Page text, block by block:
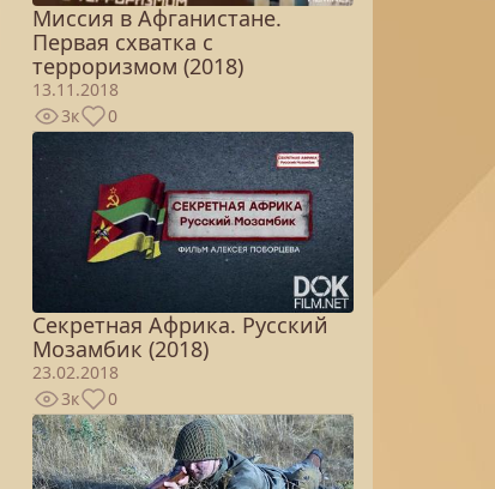
Миссия в Афганистане.
Первая схватка с
терроризмом (2018)
13.11.2018
3к
0
Секретная Африка. Русский
Мозамбик (2018)
23.02.2018
3к
0